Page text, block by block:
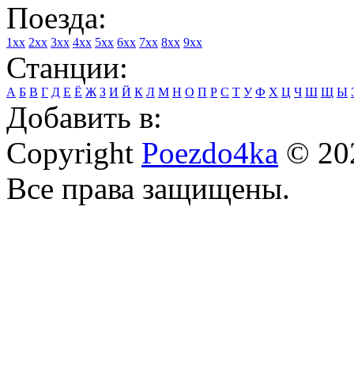
Поезда:
1xx 2xx 3xx 4xx 5xx 6xx 7xx 8xx 9xx
Станции:
А Б В Г Д Е Ё Ж З И Й К Л М Н О П Р С Т У Ф Х Ц Ч Ш Щ Ы
Добавить в:
Copyright Poezdo4ka ©
Все права защищены.